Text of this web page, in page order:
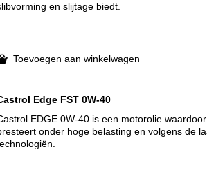
en slijtage biedt.
Toevoegen aan winkelwagen
Edge FST 0W-40
EDGE 0W-40 is een motorolie
onder hoge belasting en volgens de